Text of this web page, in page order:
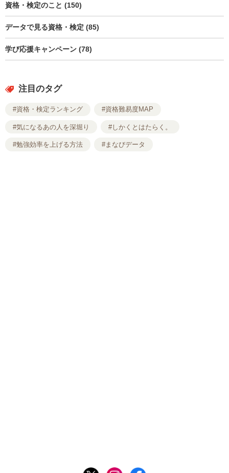
資格・検定のこと (150)
データで見る資格・検定 (85)
学び応援キャンペーン (78)
注目のタグ
#資格・検定ランキング #資格難易度MAP
#気になるあの人を深堀り #しかくとはたらく。
#勉強効率を上げる方法 #まなびデータ